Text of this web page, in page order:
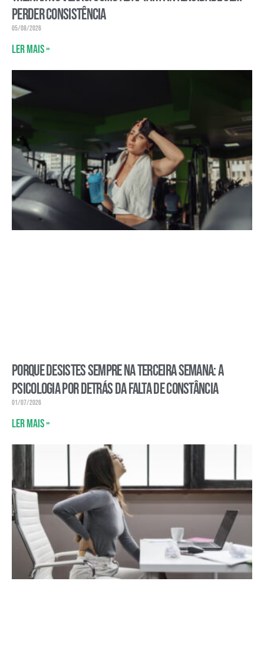
perder consistência
05/08/2026
Ler mais »
Porque desistes sempre na terceira semana: a
psicologia por detrás da falta de constância
01/07/2026
Ler mais »